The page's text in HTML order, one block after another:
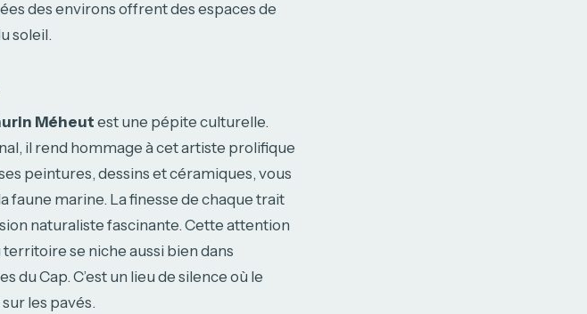
des environs offrent des espaces de
soleil.
Méheut est une pépite culturelle.
il rend hommage à cet artiste prolifique
peintures, dessins et céramiques, vous
faune marine. La finesse de chaque trait
naturaliste fascinante. Cette attention
se niche aussi bien dans
du Cap. C’est un lieu de silence où le
les pavés.